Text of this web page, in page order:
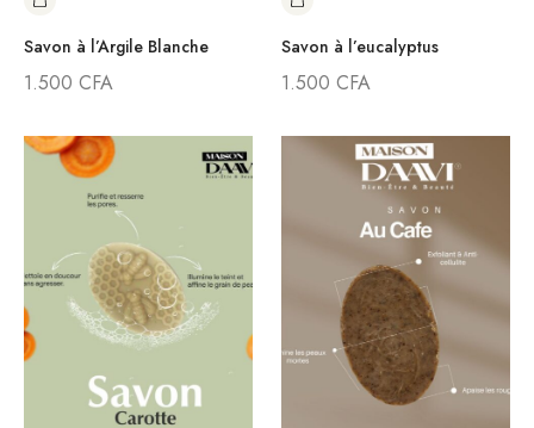
Savon à l’Argile Blanche
1.500 CFA
Savon à l’eucalyptus
1.500 CFA